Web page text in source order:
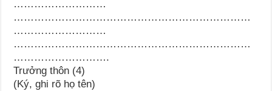
………………………
……………………………………………………………
………………………
……………………………………………………………
……………………….
Trưởng thôn (4)
(Ký, ghi rõ họ tên)